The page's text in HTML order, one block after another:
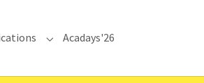
Submenu for "Communications"
Acadays'26